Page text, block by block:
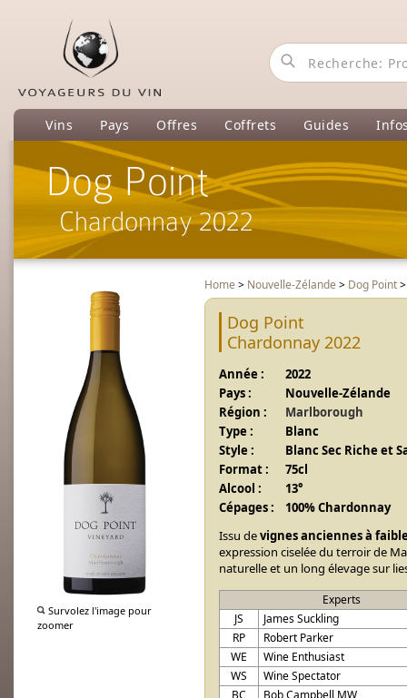
Vins Pays Offres Coffrets Guides
Dog Point
Chardonnay 2022
Survolez l'image pour
zoomer
Home > Nouvelle-Zélande > Dog Point
Dog Point
Chardonnay 2022
Année :
2022
Pays :
Nouvelle-Zélande
Région :
Marlborough
Type :
Blanc
Style :
Blanc Sec Riche et
Format :
75cl
Alcool :
13°
Cépages :
100% Chardonnay
Issu devignes anciennes à
expression ciselée du terroir de
naturelle et un long élevage sur
Experts
JS
James Suckling
RP
Robert Parker
WE
Wine Enthusiast
WS
Wine Spectator
BC
Bob Campbell MW